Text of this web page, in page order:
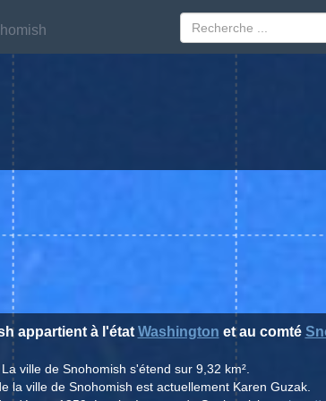
appartient à l'état Washington et au comté
La ville de Snohomish s'étend sur 9,32 km².
la ville de Snohomish est actuellement Karen Guzak.